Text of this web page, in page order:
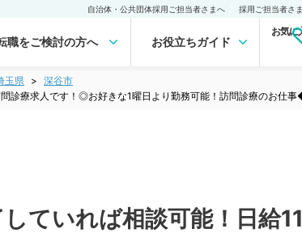
自治体・公共団体採用ご担当者さまへ 採用ご担当者さ
職をご検討の方へ お役立ちガイド
お気に
玉県
深谷市
診療求人です！◎お好きな1曜日より勤務可能！訪問診療のお仕
していれば相談可能！日給